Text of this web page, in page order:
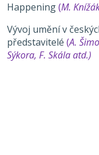
Happening(M.
Vývoj umění v
představitelé (A.
Sýkora, F. Skálaatd.)